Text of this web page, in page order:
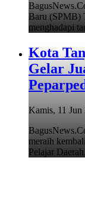
Baru (SPMB)
menghadapi
Kota
Gelar
Kamis, 11
meraih
Pelajar